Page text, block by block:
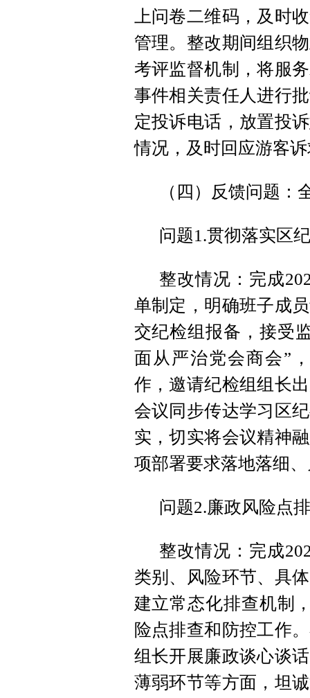
上问卷二维码，及时
管理。整改期间组织
考评监督机制，将服
事件相关责任人进行
定投诉电话，放置投
情况，及时回应游客
（四）反馈问题：
问题1.贯彻落实区
整改情况：完成
单制定，明确班子成
交纪检组报备，接受
面从严治党会商会”
作，邀请纪检组组长
会议同步传达学习区
实，切实将会议精神
项部署要求落地落细
问题2.廉政风险点
整改情况：完成
类别、风险环节、具
建立常态化排查机制
险点排查和防控工作
组长开展廉政谈心谈
薄弱环节等方面，坦